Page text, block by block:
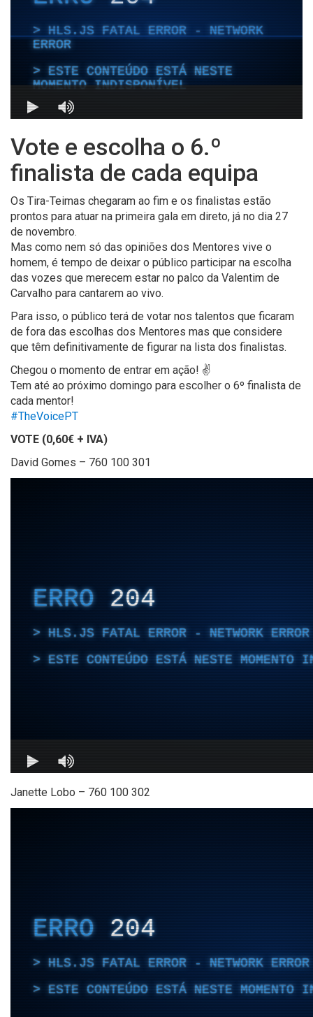
Vote e escolha o 6.º
finalista de cada equipa
Os Tira-Teimas chegaram ao fim e os finalistas estão
prontos para atuar na primeira gala em direto, já no dia 27
de novembro.
Mas como nem só das opiniões dos Mentores vive o
homem, é tempo de deixar o público participar na escolha
das vozes que merecem estar no palco da Valentim de
Carvalho para cantarem ao vivo.
Para isso, o público terá de votar nos talentos que ficaram
de fora das escolhas dos Mentores mas que considere
que têm definitivamente de figurar na lista dos finalistas.
Chegou o momento de entrar em ação! ✌️
Tem até ao próximo domingo para escolher o 6º finalista de
cada mentor!
#TheVoicePT
VOTE (0,60€ + IVA)
David Gomes – 760 100 301
Janette Lobo – 760 100 302